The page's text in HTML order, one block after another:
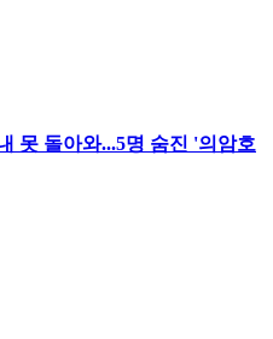
못 돌아와...5명 숨진 '의암호